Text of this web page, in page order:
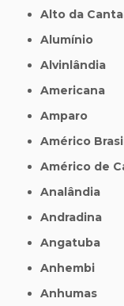
Alto da
Alumínio
Alvinlândia
Americana
Amparo
Américo
Américo de
Analândia
Andradina
Angatuba
Anhembi
Anhumas